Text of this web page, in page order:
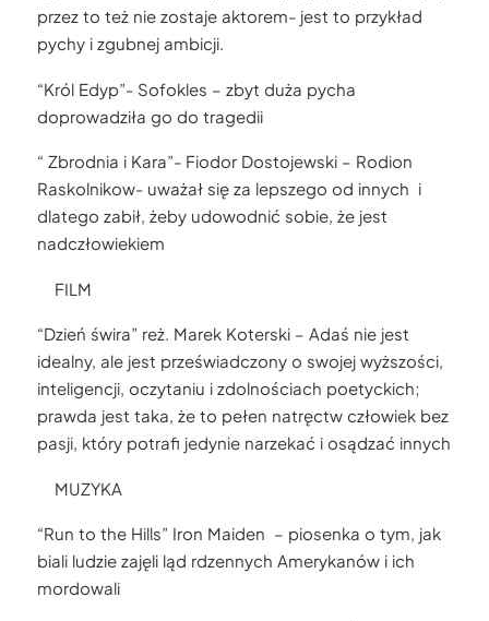
przez to też nie zostaje aktorem- jest to przykład
pychy i zgubnej ambicji.
“Król Edyp”- Sofokles – zbyt duża pycha
doprowadziła go do tragedii
“ Zbrodnia i Kara”- Fiodor Dostojewski – Rodion
Raskolnikow- uważał się za lepszego od innych i
dlatego zabił, żeby udowodnić sobie, że jest
nadczłowiekiem
FILM
“Dzień świra” reż. Marek Koterski – Adaś nie jest
idealny, ale jest przeświadczony o swojej wyższości,
inteligencji, oczytaniu i zdolnościach poetyckich;
prawda jest taka, że to pełen natręctw człowiek bez
pasji, który potrafi jedynie narzekać i osądzać innych
MUZYKA
“Run to the Hills” Iron Maiden – piosenka o tym, jak
biali ludzie zajęli ląd rdzennych Amerykanów i ich
mordowali